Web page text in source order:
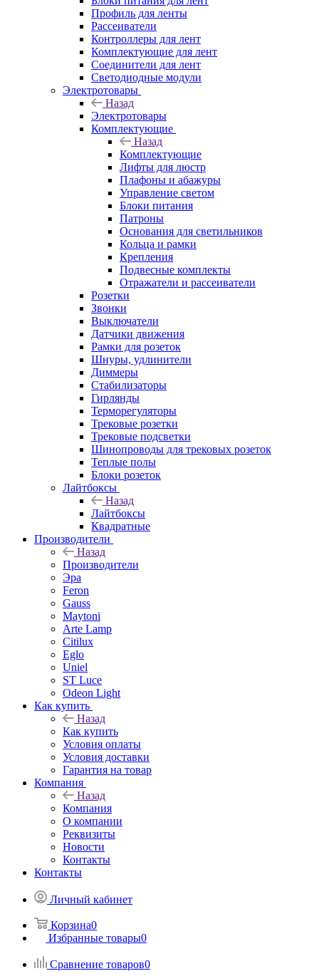
Профиль для ленты
Рассеиватели
Контроллеры для лент
Комплектующие для лент
Соединители для лент
Светодиодные модули
Электротовары
Назад
Электротовары
Комплектующие
Назад
Комплектующие
Лифты для люстр
Плафоны и абажуры
Управление светом
Блоки питания
Патроны
Основания для светильников
Кольца и рамки
Крепления
Подвесные комплекты
Отражатели и рассеиватели
Розетки
Звонки
Выключатели
Датчики движения
Рамки для розеток
Шнуры, удлинители
Диммеры
Стабилизаторы
Гирлянды
Терморегуляторы
Трековые розетки
Трековые подсветки
Шинопроводы для трековых розеток
Теплые полы
Блоки розеток
Лайтбоксы
Назад
Лайтбоксы
Квадратные
Производители
Назад
Производители
Эра
Feron
Gauss
Maytoni
Arte Lamp
Citilux
Eglo
Uniel
ST Luce
Odeon Light
Как купить
Назад
Как купить
Условия оплаты
Условия доставки
Гарантия на товар
Компания
Назад
Компания
О компании
Реквизиты
Новости
Контакты
Контакты
Личный кабинет
Корзина0
Избранные товары0
Сравнение товаров0